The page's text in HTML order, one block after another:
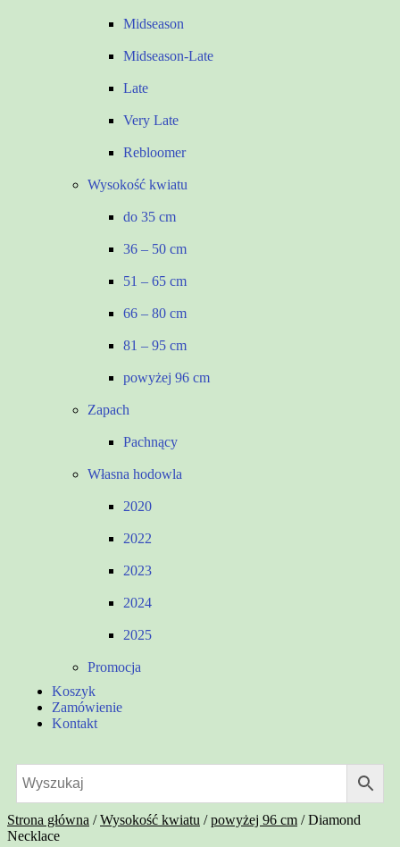
Midseason
Midseason-Late
Late
Very Late
Rebloomer
Wysokość kwiatu
do 35 cm
36 – 50 cm
51 – 65 cm
66 – 80 cm
81 – 95 cm
powyżej 96 cm
Zapach
Pachnący
Własna hodowla
2020
2022
2023
2024
2025
Promocja
Koszyk
Zamówienie
Kontakt
Strona główna /Wysokość kwiatu /powyżej 96 cm /Diamond
Necklace